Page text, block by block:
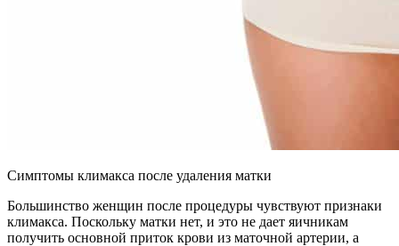
Симптомы климакса после удаления матки
Большинство женщин после процедуры чувствуют признаки
климакса. Поскольку матки нет, и это не дает яичникам
получить основной приток крови из маточной артерии, а